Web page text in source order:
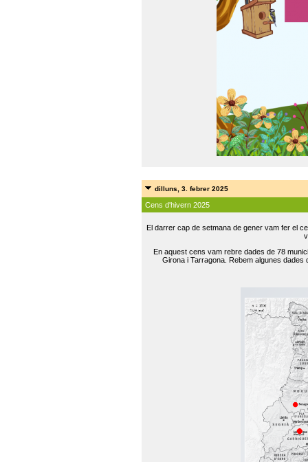
dilluns, 3. febrer 2025
Cens d'hivern 2025
El darrer cap de setmana de gener vam fer el
En aquest cens vam rebre dades de 78
Girona i Tarragona. Rebem algunes